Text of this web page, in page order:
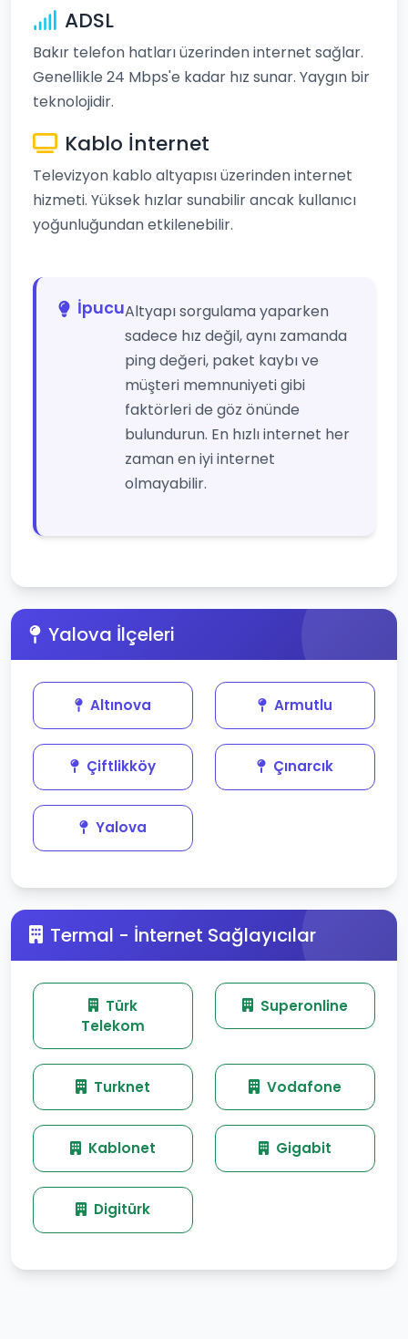
ADSL
Bakır telefon hatları üzerinden internet sağlar.
Genellikle 24 Mbps'e kadar hız sunar. Yaygın bir
teknolojidir.
Kablo İnternet
Televizyon kablo altyapısı üzerinden internet
hizmeti. Yüksek hızlar sunabilir ancak kullanıcı
yoğunluğundan etkilenebilir.
İpucuAltyapı sorgulama yaparken
sadece hız değil, aynı zamanda
ping değeri, paket kaybı ve
müşteri memnuniyeti gibi
faktörleri de göz önünde
bulundurun. En hızlı internet her
zaman en iyi internet
olmayabilir.
Yalova İlçeleri
Altınova Armutlu
Çiftlikköy Çınarcık
Yalova
Termal - İnternet Sağlayıcılar
Türk
Telekom
Superonline
Turknet Vodafone
Kablonet Gigabit
Digitürk